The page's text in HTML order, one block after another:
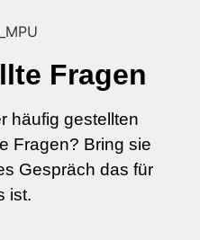
Fragen
häufig gestellten
Fragen? Bring sie
Gespräch das für
ist.